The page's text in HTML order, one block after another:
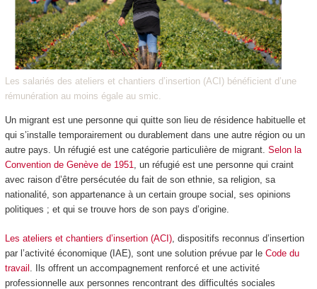
Les salariés des ateliers et chantiers d’insertion (ACI) bénéficient d’une
rémunération au moins égale au smic.
Un migrant est une personne qui quitte son lieu de résidence habituelle et
qui s’installe temporairement ou durablement dans une autre région ou un
autre pays. Un réfugié est une catégorie particulière de migrant. Selon la
Convention de Genève de 1951, un réfugié est une personne qui craint
avec raison d’être persécutée du fait de son ethnie, sa religion, sa
nationalité, son appartenance à un certain groupe social, ses opinions
politiques ; et qui se trouve hors de son pays d’origine.
Les ateliers et chantiers d’insertion (ACI), dispositifs reconnus d’insertion
par l’activité économique (IAE), sont une solution prévue par le Code du
travail . Ils offrent un accompagnement renforcé et une activité
professionnelle aux personnes rencontrant des difficultés sociales